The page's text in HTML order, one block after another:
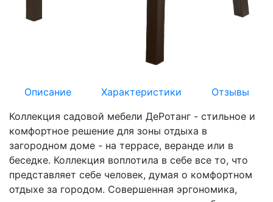
Описание Характеристики
Отзывы
Коллекция садовой мебели ДеРотанг - стильное и
комфортное решение для зоны отдыха в
загородном доме - на террасе, веранде или в
беседке. Коллекция воплотила в себе все то, что
представляет себе человек, думая о комфортном
отдыхе за городом. Совершенная эргономика,